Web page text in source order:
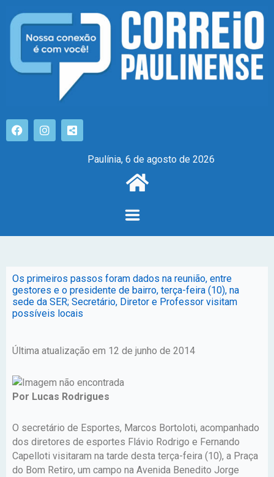
Paulínia, 6 de agosto de 2026
Os primeiros passos foram dados na reunião, entre
gestores e o presidente de bairro, terça-feira (10), na
sede da SER; Secretário, Diretor e Professor visitam
possíveis locais
Última atualização em 12 de junho de 2014
Por Lucas Rodrigues
O secretário de Esportes, Marcos Bortoloti, acompanhado
dos diretores de esportes Flávio Rodrigo e Fernando
Capelloti visitaram na tarde desta terça-feira (10), a Praça
do Bom Retiro, um campo na Avenida Benedito Jorge